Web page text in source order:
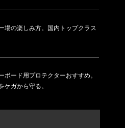
場の楽しみ方。国内トップクラス
ボード用プロテクターおすすめ。
ケガから守る。